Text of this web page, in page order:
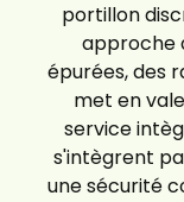
portillon
approche
épurées, des
met en
service
s'intègrent
une sécurité